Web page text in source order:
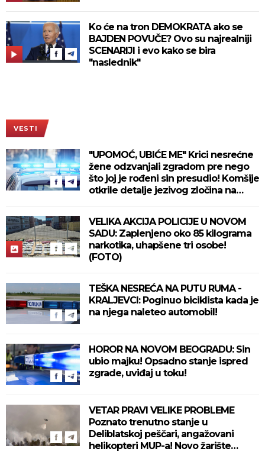
Ko će na tron DEMOKRATA ako se
BAJDEN POVUČE? Ovo su najrealniji
SCENARIJI i evo kako se bira
"naslednik"
VESTI
"UPOMOĆ, UBIĆE ME" Krici nesrećne
žene odzvanjali zgradom pre nego
što joj je rođeni sin presudio! Komšije
otkrile detalje jezivog zločina na
VELIKA AKCIJA POLICIJE U NOVOM
SADU: Zaplenjeno oko 85 kilograma
narkotika, uhapšene tri osobe!
(FOTO)
TEŠKA NESREĆA NA PUTU RUMA -
KRALJEVCI: Poginuo biciklista kada je
na njega naleteo automobil!
HOROR NA NOVOM BEOGRADU: Sin
ubio majku! Opsadno stanje ispred
zgrade, uviđaj u toku!
VETAR PRAVI VELIKE PROBLEME
Poznato trenutno stanje u
Deliblatskoj peščari, angažovani
helikopteri MUP-a! Novo žarište